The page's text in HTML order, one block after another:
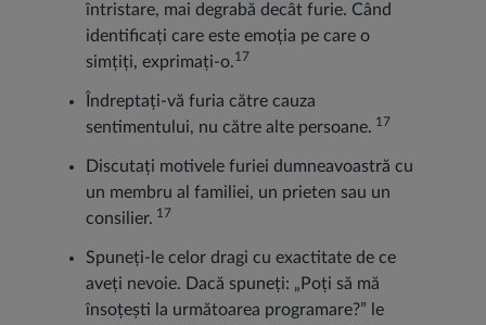
întristare, mai degrabă decât furie. Când
identificați care este emoția pe care o
simțiți, exprimați-o.17
Îndreptați-vă furia către cauza
sentimentului, nu către alte persoane. 17
Discutați motivele furiei dumneavoastră cu
un membru al familiei, un prieten sau un
consilier. 17
Spuneți-le celor dragi cu exactitate de ce
aveți nevoie. Dacă spuneți: „Poți să mă
însoțești la următoarea programare?” le